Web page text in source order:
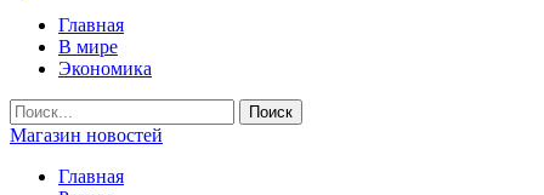
Главная
В мире
Экономика
Магазин новостей
Главная